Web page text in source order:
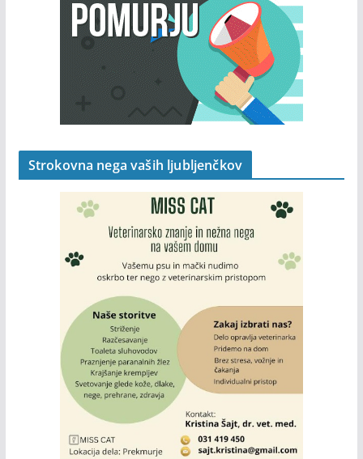
Strokovna nega vaših ljubljenčkov